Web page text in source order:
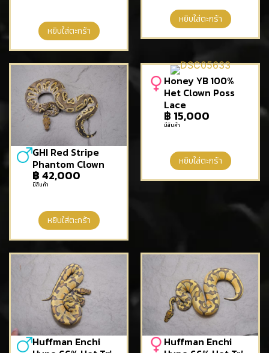
หยิบใส่ตะกร้า
หยิบใส่ตะกร้า
GHI Red Stripe
Phantom Clown
฿42,000
มีสินค้า
หยิบใส่ตะกร้า
Honey YB 100%
Het Clown Poss
Lace
฿ 15,000
มีสินค้า
หยิบใส่ตะกร้า
Huffman Enchi
Huffman Enchi